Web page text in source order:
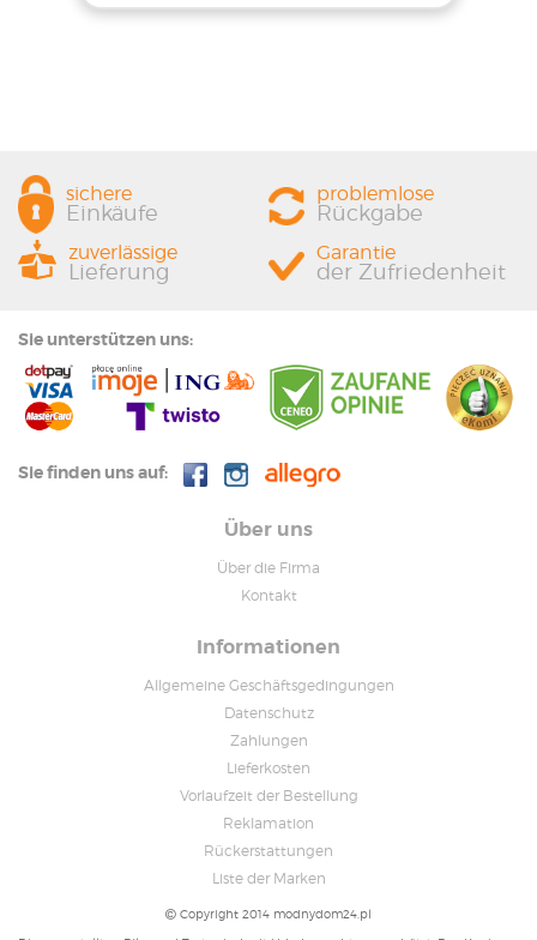
sichere
Einkäufe
problemlose
Rückgabe
zuverlässige
Lieferung
Garantie
der Zufriedenheit
Sie unterstützen uns:
Sie finden uns auf:
Über uns
Über die Firma
Kontakt
Informationen
Allgemeine Geschäftsgedingungen
Datenschutz
Zahlungen
Lieferkosten
Vorlaufzeit der Bestellung
Reklamation
Rückerstattungen
Liste der Marken
Copyright 2014 modnydom24.pl